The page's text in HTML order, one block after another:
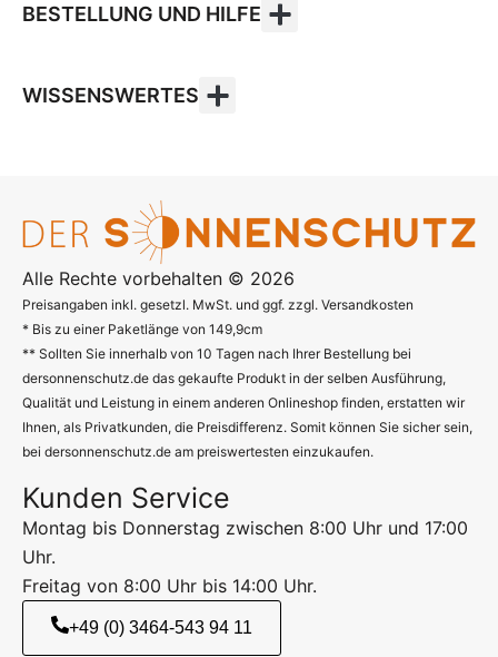
BESTELLUNG UND HILFE
WISSENSWERTES
Alle Rechte vorbehalten © 2026
Preisangaben inkl. gesetzl. MwSt. und ggf. zzgl. Versandkosten
* Bis zu einer Paketlänge von 149,9cm
** Sollten Sie innerhalb von 10 Tagen nach Ihrer Bestellung bei
dersonnenschutz.de das gekaufte Produkt in der selben Ausführung,
Qualität und Leistung in einem anderen Onlineshop finden, erstatten wir
Ihnen, als Privatkunden, die Preisdifferenz. Somit können Sie sicher sein,
bei dersonnenschutz.de am preiswertesten einzukaufen.
Kunden Service
Montag bis Donnerstag zwischen 8:00 Uhr und 17:00
Uhr.
Freitag von 8:00 Uhr bis 14:00 Uhr.
+49 (0) 3464-543 94 11